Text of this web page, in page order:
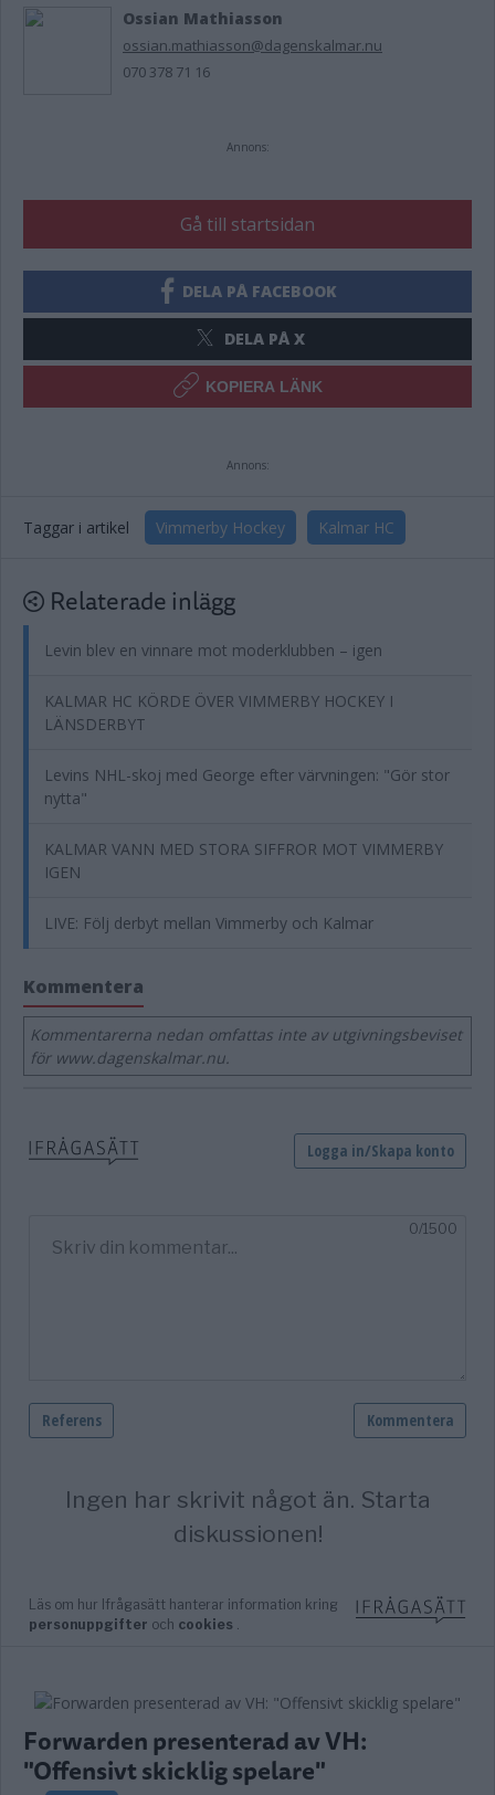
Ossian Mathiasson
ossian.mathiasson@dagenskalmar.nu
070 378 71 16
Annons:
Gå till startsidan
DELA PÅ FACEBOOK
DELA PÅ X
KOPIERA LÄNK
Annons:
Taggar i artikel Vimmerby Hockey Kalmar HC
Relaterade inlägg
Levin blev en vinnare mot moderklubben – igen
KALMAR HC KÖRDE ÖVER VIMMERBY HOCKEY I
LÄNSDERBYT
Levins NHL-skoj med George efter värvningen: "Gör stor
nytta"
KALMAR VANN MED STORA SIFFROR MOT VIMMERBY
IGEN
LIVE: Följ derbyt mellan Vimmerby och Kalmar
Kommentera
Kommentarerna nedan omfattas inte av utgivningsbeviset
för www.dagenskalmar.nu.
Forwarden presenterad av VH:
"Offensivt skicklig spelare"